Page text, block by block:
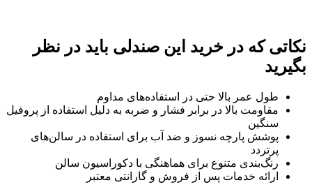
نکاتی که در خرید این صندلی باید در نظر
بگیرید
طول عمر بالا حتی در استفاده‌های مداوم
مقاومت بالا در برابر فشار و ضربه به دلیل استفاده از پروفیل
سنگین
پوشش پارچه نسوز و ضد آب برای استفاده در سالن‌های
پرتردد
رنگ‌بندی متنوع برای هماهنگی با دکوراسیون سالن
ارائه خدمات پس از فروش و گارانتی معتبر